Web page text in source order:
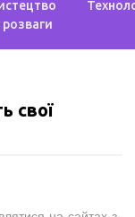
розваги
свої